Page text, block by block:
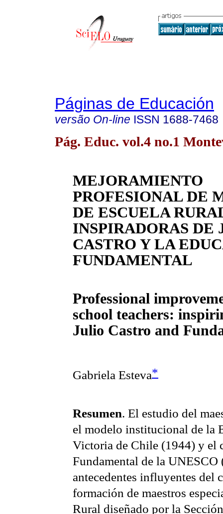
Páginas de Educación
versão On-line ISSN 1688-7468
Pág. Educ. vol.4 no.1
MEJORAMIENTO
PROFESIONAL DE
DE ESCUELA
INSPIRADORAS DE
CASTRO Y LA
FUNDAMENTAL
Professional
school teachers:
Julio Castro and
Gabriela Esteva*
Resumen. El estudio del
el modelo institucional de la
Victoria de Chile (1944) y el
Fundamental de la
antecedentes influyentes del
formación de maestros
Rural diseñado por la